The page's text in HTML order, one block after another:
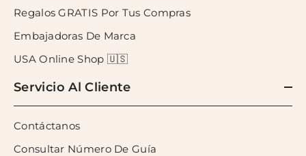
Regalos GRATIS Por Tus Compras
Embajadoras De Marca
USA Online Shop 🇺🇸
Servicio Al Cliente
Contáctanos
Consultar Número De Guía